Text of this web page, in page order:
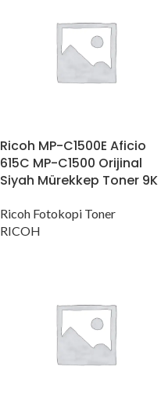
Ricoh MP-C1500E Aficio
615C MP-C1500 Orijinal
Siyah Mürekkep Toner 9K
Ricoh Fotokopi Toner
RICOH